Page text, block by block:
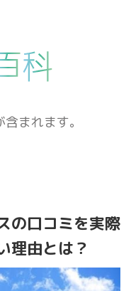
まれます。
の口コミを実際
理由とは？